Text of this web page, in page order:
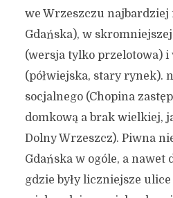
we Wrzeszczu najbardziej
Gdańska), w
(wersja tylko przelotowa) i
(półwiejska, stary rynek).
socjalnego (Chopina
domkową a brak wielkiej,
Dolny Wrzeszcz). Piwna
Gdańska w ogóle, a nawet
gdzie były liczniejsze